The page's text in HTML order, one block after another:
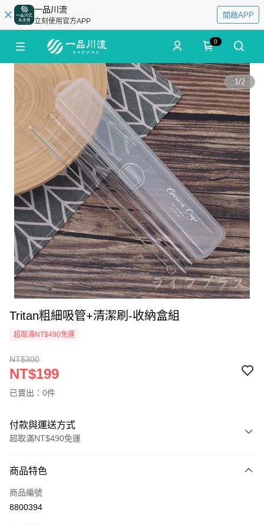
一品川流
立刻使用官方APP
開啟APP
0
1/2
Tritan粗細吸管+清潔刷-收納盒組
超取滿NT$490免運
NT$300
NT$199
已賣出：0件
付款與運送方式
超取滿NT$490免運
信用卡一次付款
信用卡分期付款
商品特色
商品編號
8800394